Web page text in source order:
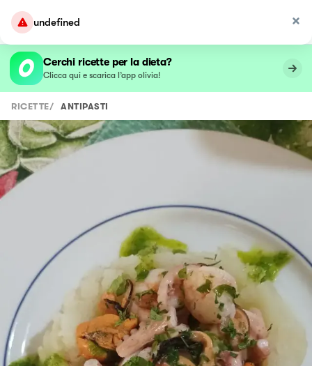
undefined
Cerchi ricette per la dieta?
Clicca qui e scarica l’app olivia!
RICETTE/ ANTIPASTI